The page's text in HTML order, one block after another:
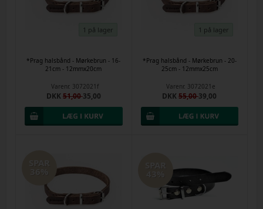
1 på lager
*Prag halsbånd - Mørkebrun - 16-
21cm - 12mmx20cm
Varenr. 3072021f
DKK51,0035,00
1 på lager
*Prag halsbånd - Mørkebrun - 20-
25cm - 12mmx25cm
Varenr. 3072021e
DKK55,0039,00